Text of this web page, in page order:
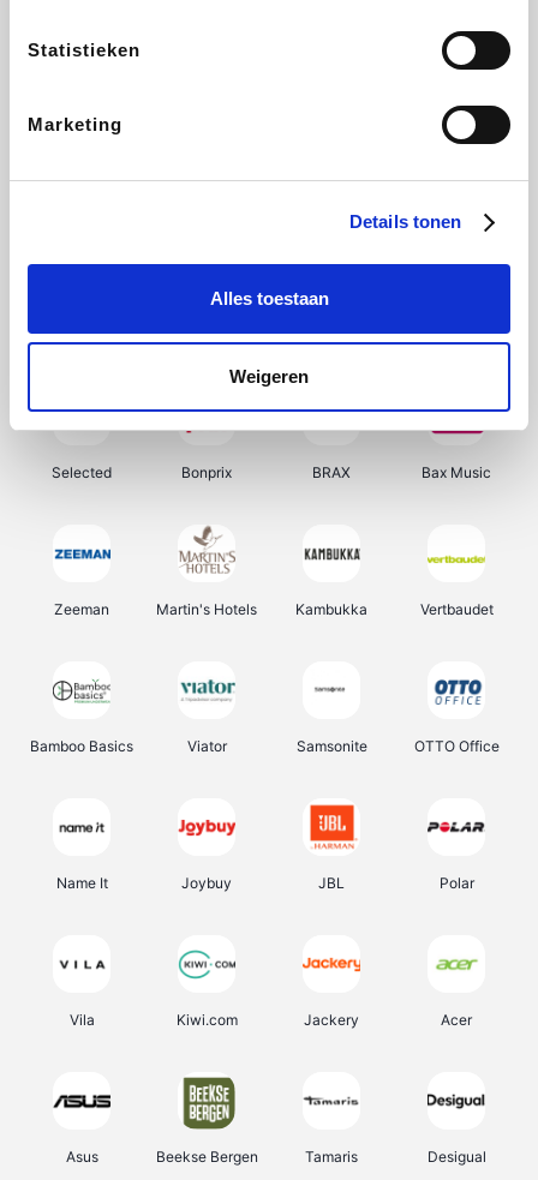
Statistieken
Marketing
Details tonen
Alles toestaan
Weigeren
CheapTickets.be DeubaXXL
Samsung Delonghi Tennis Point My Jewellery
Selected Bonprix BRAX Bax Music
Zeeman Martin's Hotels Kambukka Vertbaudet
Bamboo Basics Viator Samsonite OTTO Office
Name It Joybuy JBL Polar
Vila Kiwi.com Jackery Acer
Asus Beekse Bergen Tamaris Desigual